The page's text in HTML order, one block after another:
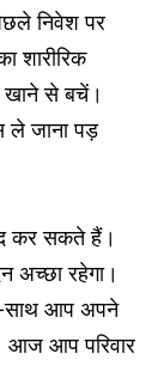
निवेश पर
शारीरिक
से बचें।
ले जाना पड़
कर सकते हैं।
अच्छा रहेगा।
साथ आप अपने
आज आप परिवार